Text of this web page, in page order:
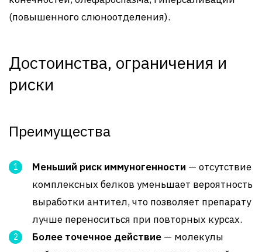
(повышенного слюноотделения).
Достоинства, ограничения и
риски
Преимущества
Меньший риск иммуногенности — отсутствие
комплексных белков уменьшает вероятность
выработки антител, что позволяет препарату
лучше переноситься при повторных курсах.
Более точечное действие — молекулы